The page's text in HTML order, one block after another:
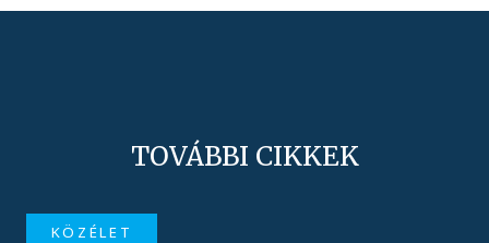
TOVÁBBI CIKKEK
KÖZÉLET